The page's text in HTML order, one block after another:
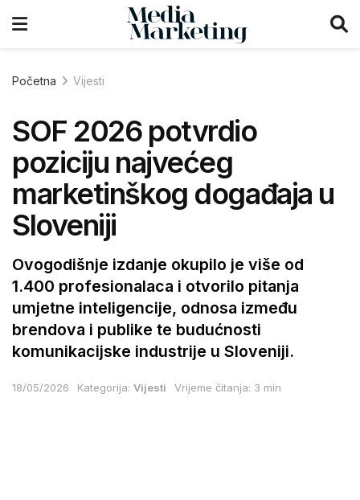
Početna Vijesti
SOF 2026 potvrdio
poziciju najvećeg
marketinškog događaja u
Sloveniji
Ovogodišnje izdanje okupilo je više od
1.400 profesionalaca i otvorilo pitanja
umjetne inteligencije, odnosa između
brendova i publike te budućnosti
komunikacijske industrije u Sloveniji.
18/05/2026 Kategorija: Vijesti Vrijeme čitanja: 3 min